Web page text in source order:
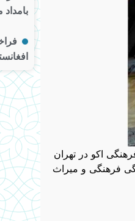
بین‌المللی مؤسسه فرهنگی اکو در تهران
فرهنگی و میراث